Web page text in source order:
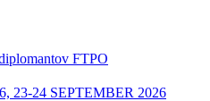
FTPO
23-24 SEPTEMBER 2026